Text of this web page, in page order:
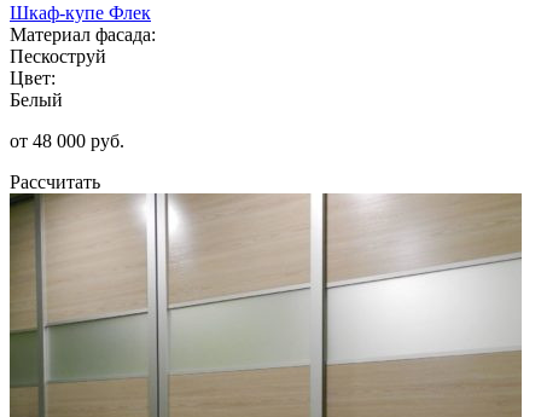
Шкаф-купе Флек
Материал фасада:
Пескоструй
Цвет:
Белый
от 48 000 руб.
Рассчитать